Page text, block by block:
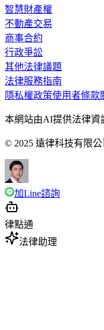
智慧財產權
不動產交易
商事合約
行政爭訟
其他法律議題
法律服務指南
隱私權政策使用者條款
本網站由AI提供法律資
© 2025 遠律科技有限公
加Line諮詢
律點通
法律助理